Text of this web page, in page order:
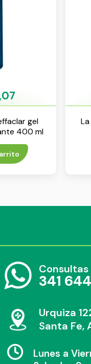
gel
400 ml
Consultas
341
Urquiza
Santa Fe,
Lunes a